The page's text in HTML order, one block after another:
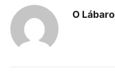
O Lábaro